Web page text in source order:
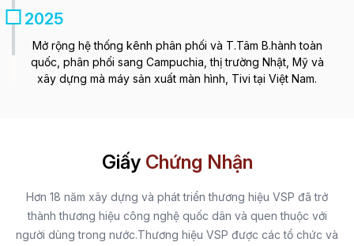
2025
Mở rộng hệ thống kênh phân phối và T.Tâm B.hành toàn
quốc, phân phối sang Campuchia, thị trường Nhật, Mỹ và
xây dựng mà máy sản xuất màn hình, Tivi tại Việt Nam.
Giấy Chứng Nhận
Hơn 18 năm xây dựng và phát triển thương hiệu VSP đã trở
thành thương hiệu công nghệ quốc dân và quen thuộc với
người dùng trong nước.Thương hiệu VSP được các tổ chức và